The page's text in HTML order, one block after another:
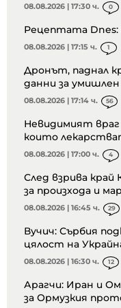
08.08.2026 | 17:30 ч. 0
Рецептата Dnes:
08.08.2026 | 17:15 ч. 1
Дронът, паднал
данни за
08.08.2026 | 17:14 ч. 56
Невидимият
които
08.08.2026 | 17:00 ч. 4
След взрива край
за произхода и
08.08.2026 | 16:45 ч. 29
Вучич: Сърбия
цялост на
08.08.2026 | 16:30 ч. 12
Арагчи: Иран и
за Ормузкия